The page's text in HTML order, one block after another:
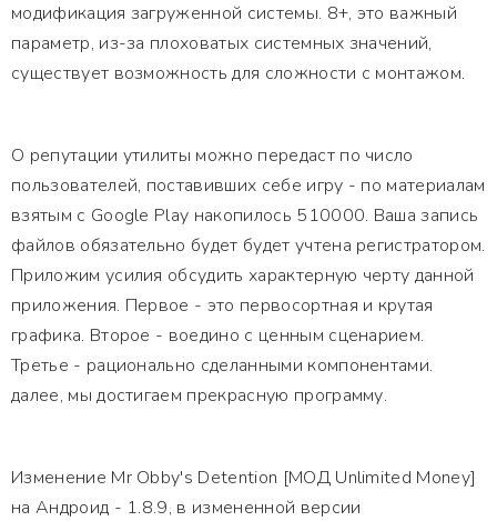
модификация загруженной системы. 8+, это важный
параметр, из-за плоховатых системных значений,
существует возможность для сложности с монтажом.
О репутации утилиты можно передаст по число
пользователей, поставивших себе игру - по материалам
взятым с Google Play накопилось 510000. Ваша запись
файлов обязательно будет будет учтена регистратором.
Приложим усилия обсудить характерную черту данной
приложения. Первое - это первосортная и крутая
графика. Второе - воедино с ценным сценарием.
Третье - рационально сделанными компонентами.
далее, мы достигаем прекрасную программу.
Изменение Mr Obby's Detention [МОД Unlimited Money]
на Андроид - 1.8.9, в измененной версии